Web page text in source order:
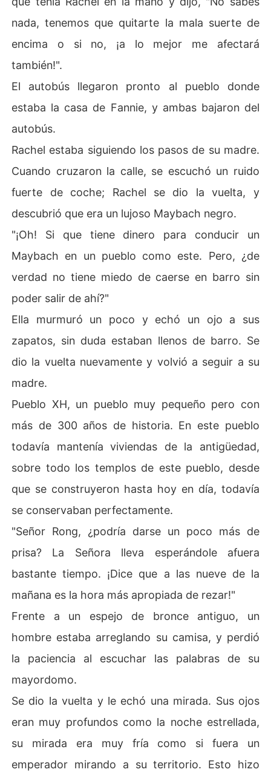
nada, tenemos que quitarte la mala suerte de
encima o si no, ¡a lo mejor me afectará
también!".
El autobús llegaron pronto al pueblo donde
estaba la casa de Fannie, y ambas bajaron del
autobús.
Rachel estaba siguiendo los pasos de su madre.
Cuando cruzaron la calle, se escuchó un ruido
fuerte de coche; Rachel se dio la vuelta, y
descubrió que era un lujoso Maybach negro.
"¡Oh! Si que tiene dinero para conducir un
Maybach en un pueblo como este. Pero, ¿de
verdad no tiene miedo de caerse en barro sin
poder salir de ahí?"
Ella murmuró un poco y echó un ojo a sus
zapatos, sin duda estaban llenos de barro. Se
dio la vuelta nuevamente y volvió a seguir a su
madre.
Pueblo XH, un pueblo muy pequeño pero con
más de 300 años de historia. En este pueblo
todavía mantenía viviendas de la antigüedad,
sobre todo los templos de este pueblo, desde
que se construyeron hasta hoy en día, todavía
se conservaban perfectamente.
"Señor Rong, ¿podría darse un poco más de
prisa? La Señora lleva esperándole afuera
bastante tiempo. ¡Dice que a las nueve de la
mañana es la hora más apropiada de rezar!"
Frente a un espejo de bronce antiguo, un
hombre estaba arreglando su camisa, y perdió
la paciencia al escuchar las palabras de su
mayordomo.
Se dio la vuelta y le echó una mirada. Sus ojos
eran muy profundos como la noche estrellada,
su mirada era muy fría como si fuera un
emperador mirando a su territorio. Esto hizo